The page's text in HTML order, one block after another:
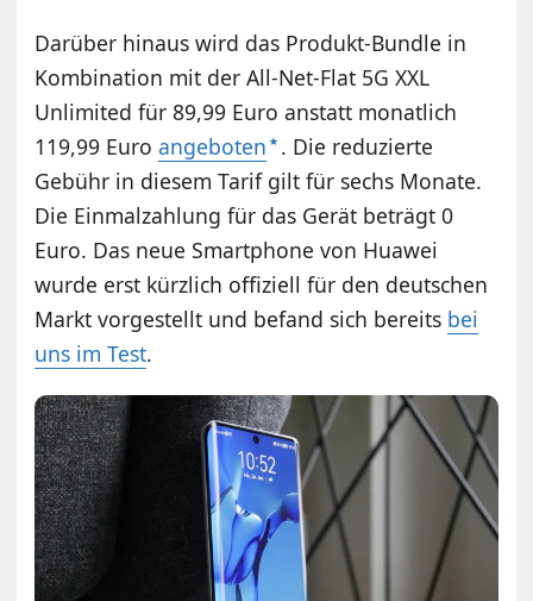
Darüber hinaus wird das Produkt-Bundle in
Kombination mit der All-Net-Flat 5G XXL
Unlimited für 89,99 Euro anstatt monatlich
119,99 Euroangeboten . Die reduzierte
Gebühr in diesem Tarif gilt für sechs Monate.
Die Einmalzahlung für das Gerät beträgt 0
Euro. Das neue Smartphone von Huawei
wurde erst kürzlich offiziell für den deutschen
Markt vorgestellt und befand sich bereits bei
uns im Test.